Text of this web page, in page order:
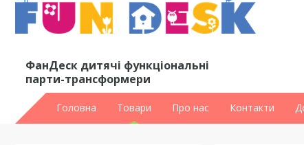
ФанДеск дитячі функціональні
парти-трансформери
Головна Товари Про нас Контакти